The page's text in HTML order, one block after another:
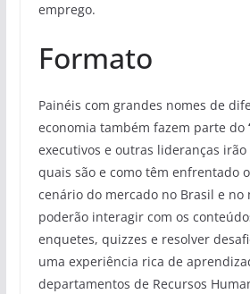
emprego.
Formato
Painéis com grandes nomes de
economia também fazem parte do
executivos e outras lideranças
quais são e como têm enfrentado
cenário do mercado no Brasil e no
poderão interagir com os
enquetes, quizzes e resolver
uma experiência rica de
departamentos de Recursos